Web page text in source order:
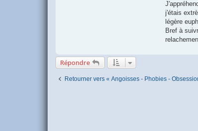
j'étais
légère
Bref à
Répondre
Retourner vers « Angoisses - Phobies -